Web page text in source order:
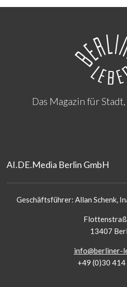
Das Magazin für
AI.DE.Media Berlin GmbH
Geschäftsführer: Allan Schenk,
13407
info@berliner-
+49 (0)30 414